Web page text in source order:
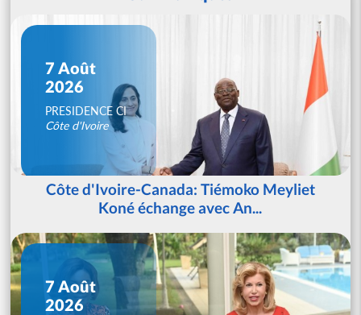
7 Août
2026
PRESIDENCE CI
Côte d'Ivoire
Côte d'Ivoire-Canada: Tiémoko Meyliet
Koné échange avec An...
7 Août
2026